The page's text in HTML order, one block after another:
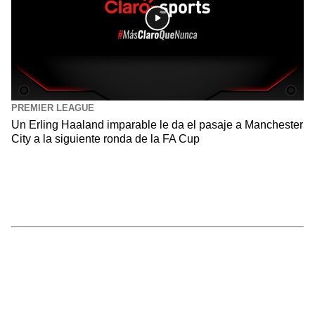
PREMIER LEAGUE
Un Erling Haaland imparable le da el pasaje a Manchester
City a la siguiente ronda de la FA Cup